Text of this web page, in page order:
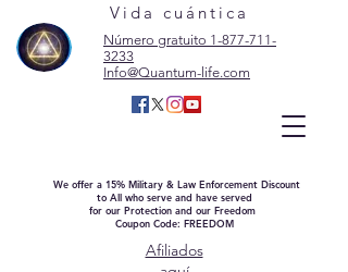
Vida cuántica
Número gratuito 1-877-711-
3233
Info@Quantum-life.com
We offer a 15% Military & Law Enforcement Discount
to All who serve and have served
for our Protection and our Freedom
Coupon Code: FREEDOM
Afiliados